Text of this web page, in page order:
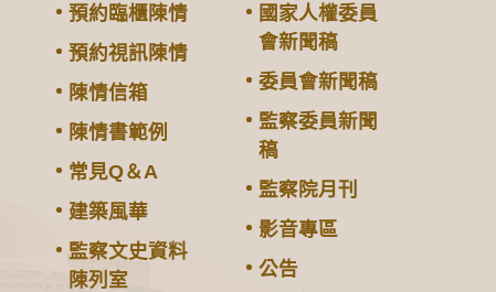
預約臨櫃陳情
預約視訊陳情
陳情信箱
陳情書範例
常見Q＆A
建築風華
監察文史資料
陳列室
國家人權委員
會新聞稿
委員會新聞稿
監察委員新聞
稿
監察院月刊
影音專區
公告